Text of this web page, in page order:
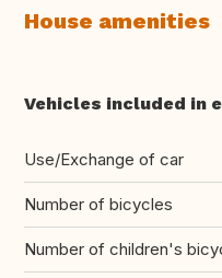
House amenities
Vehicles included in
Use/Exchange of car
Number of bicycles
Number of children's